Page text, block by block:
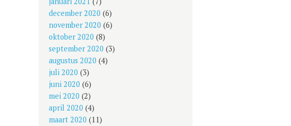
december 2020 (6)
november 2020 (6)
oktober 2020 (8)
september 2020 (3)
augustus 2020 (4)
juli 2020 (3)
juni 2020 (6)
mei 2020 (2)
april 2020 (4)
maart 2020 (11)